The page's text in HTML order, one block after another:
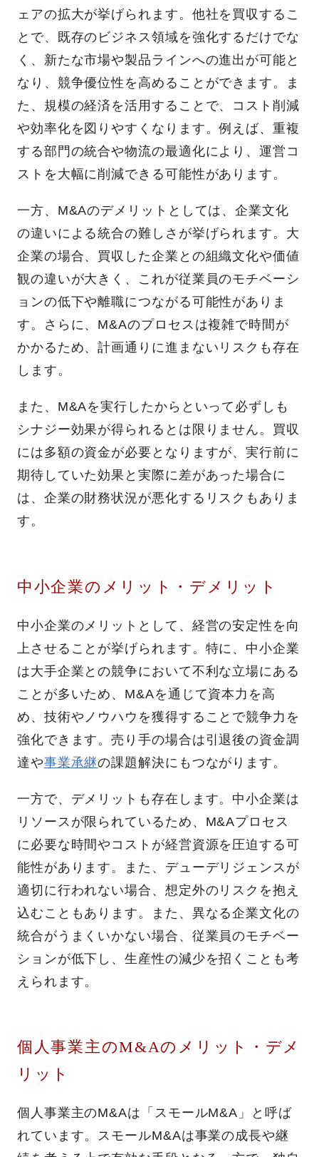
ェアの拡大が挙げられます。他社を買収するこ
とで、既存のビジネス領域を強化するだけでな
く、新たな市場や製品ラインへの進出が可能と
なり、競争優位性を高めることができます。ま
た、規模の経済を活用することで、コスト削減
や効率化を図りやすくなります。例えば、重複
する部門の統合や物流の最適化により、運営コ
ストを大幅に削減できる可能性があります。
一方、M&Aのデメリットとしては、企業文化
の違いによる統合の難しさが挙げられます。大
企業の場合、買収した企業との組織文化や価値
観の違いが大きく、これが従業員のモチベーシ
ョンの低下や離職につながる可能性がありま
す。さらに、M&Aのプロセスは複雑で時間が
かかるため、計画通りに進まないリスクも存在
します。
また、M&Aを実行したからといって必ずしも
シナジー効果が得られるとは限りません。買収
には多額の資金が必要となりますが、実行前に
期待していた効果と実際に差があった場合に
は、企業の財務状況が悪化するリスクもありま
す。
中小企業のメリット・デメリット
中小企業のメリットとして、経営の安定性を向
上させることが挙げられます。特に、中小企業
は大手企業との競争において不利な立場にある
ことが多いため、M&Aを通じて資本力を高
め、技術やノウハウを獲得することで競争力を
強化できます。売り手の場合は引退後の資金調
達や事業承継の課題解決にもつながります。
一方で、デメリットも存在します。中小企業は
リソースが限られているため、M&Aプロセス
に必要な時間やコストが経営資源を圧迫する可
能性があります。また、デューデリジェンスが
適切に行われない場合、想定外のリスクを抱え
込むこともあります。また、異なる企業文化の
統合がうまくいかない場合、従業員のモチベー
ションが低下し、生産性の減少を招くことも考
えられます。
個人事業主のM&Aのメリット・デメ
リット
個人事業主のM&Aは「スモールM&A」と呼ば
れています。スモールM&Aは事業の成長や継